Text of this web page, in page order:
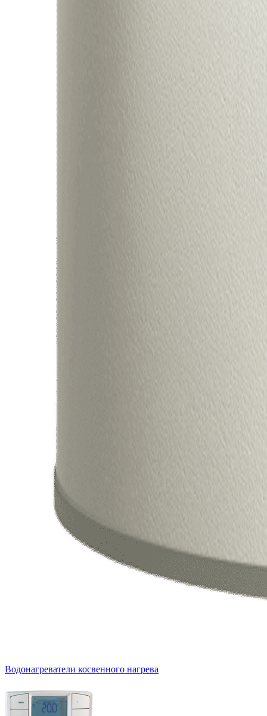
Водонагреватели косвенного нагрева